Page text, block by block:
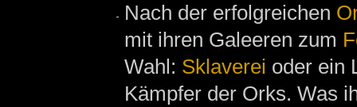
Nach der erfolgreichen
mit ihren Galeeren zum
Wahl: Sklaverei oder ein
Kämpfer der Orks. Was